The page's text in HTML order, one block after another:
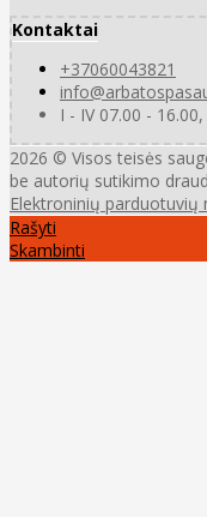
Kontaktai
+37060043821
I - IV 07.00 -
2026 © Visos teisės
be autorių sutikimo
Elektroninių parduotuvių
Rašyti
Skambinti